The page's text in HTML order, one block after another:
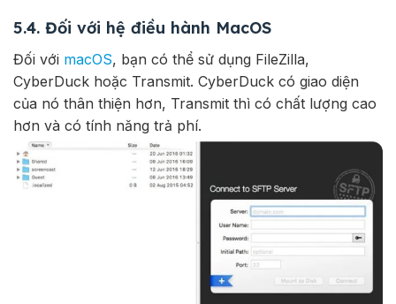
5.4. Đối với hệ điều hành MacOS
Đối với macOS, bạn có thể sử dụng FileZilla,
CyberDuck hoặc Transmit. CyberDuck có giao diện
của nó thân thiện hơn, Transmit thì có chất lượng cao
hơn và có tính năng trả phí.